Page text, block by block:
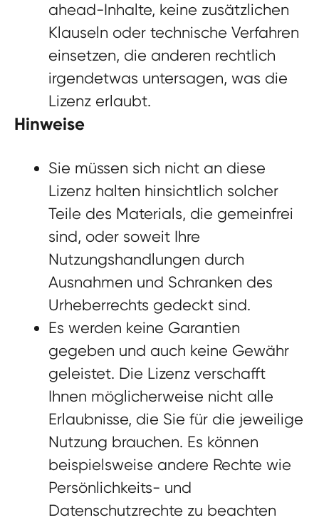
ahead-Inhalte, keine zusätzlichen
Klauseln oder technische Verfahren
einsetzen, die anderen rechtlich
irgendetwas untersagen, was die
Lizenz erlaubt.
Hinweise
Sie müssen sich nicht an diese
Lizenz halten hinsichtlich solcher
Teile des Materials, die gemeinfrei
sind, oder soweit Ihre
Nutzungshandlungen durch
Ausnahmen und Schranken des
Urheberrechts gedeckt sind.
Es werden keine Garantien
gegeben und auch keine Gewähr
geleistet. Die Lizenz verschafft
Ihnen möglicherweise nicht alle
Erlaubnisse, die Sie für die jeweilige
Nutzung brauchen. Es können
beispielsweise andere Rechte wie
Persönlichkeits- und
Datenschutzrechte zu beachten